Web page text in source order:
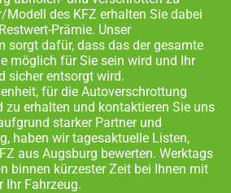
Modell des KFZ erhalten Sie dabei
Prämie. Unser
sorgt dafür, dass das der gesamte
möglich für Sie sein wird und Ihr
sicher entsorgt wird.
für die Autoverschrottung
zu erhalten und kontaktieren Sie uns
starker Partner und
haben wir tagesaktuelle Listen,
aus Augsburg bewerten. Werktags
binnen kürzester Zeit bei Ihnen mit
Ihr Fahrzeug.